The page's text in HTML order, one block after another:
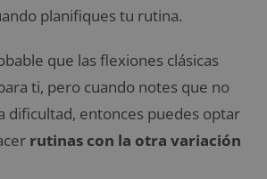
planifiques tu rutina.
que las flexiones clásicas
ti, pero cuando notes que no
dificultad, entonces puedes optar
rutinas con la otra variación